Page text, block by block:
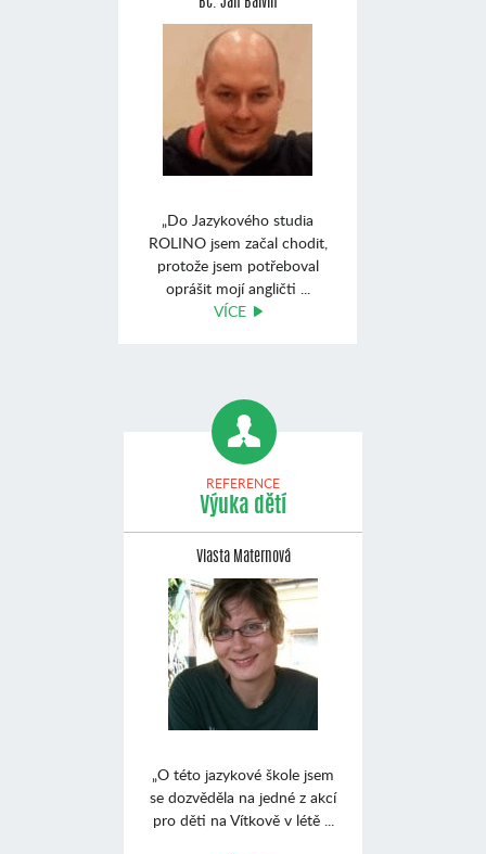
Bc. Jan Balvín
„Do Jazykového studia
ROLINO jsem začal chodit,
protože jsem potřeboval
oprášit mojí angličti ...
VÍCE
REFERENCE
Výuka dětí
Vlasta Maternová
„O této jazykové škole jsem
se dozvěděla na jedné z akcí
pro děti na Vítkově v létě ...